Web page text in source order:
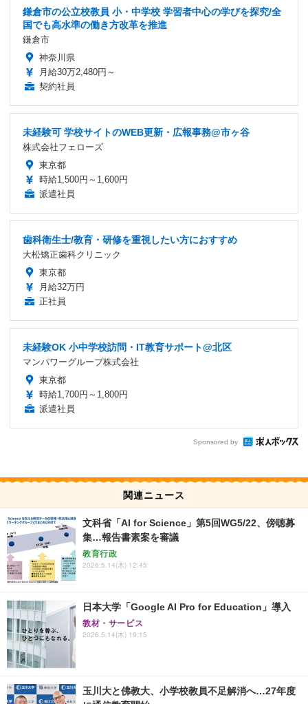
鎌倉市の公立校教員 小・中学校 学習者中心の学びを探究/全
国でも高水準の働き方改革を推進
鎌倉市
神奈川県
月給30万2,480円～
契約社員
未経験可 学校サイトのWEB更新・広報事務@市ヶ谷
株式会社フェローズ
東京都
時給1,500円～1,600円
派遣社員
歯科衛生士/教育・研修を重視したい方におすすめ
大松矯正歯科クリニック
東京都
月給32万円
正社員
未経験OK 小中学校訪問・IT教育サポート@北区
マンパワーグループ株式会社
東京都
時給1,700円～1,800円
派遣社員
Sponsored by
関連ニュース
文科省「AI for Science」第5回WG5/22、傍聴募
集…報告書素案を審議
教育行政
2026.5.14(木) 12:45
日本大学「Google AI Pro for Education」導入
教材・サービス
2026.5.14(木) 19:15
玉川大と佛教大、小学校教員不足解消へ…27年度